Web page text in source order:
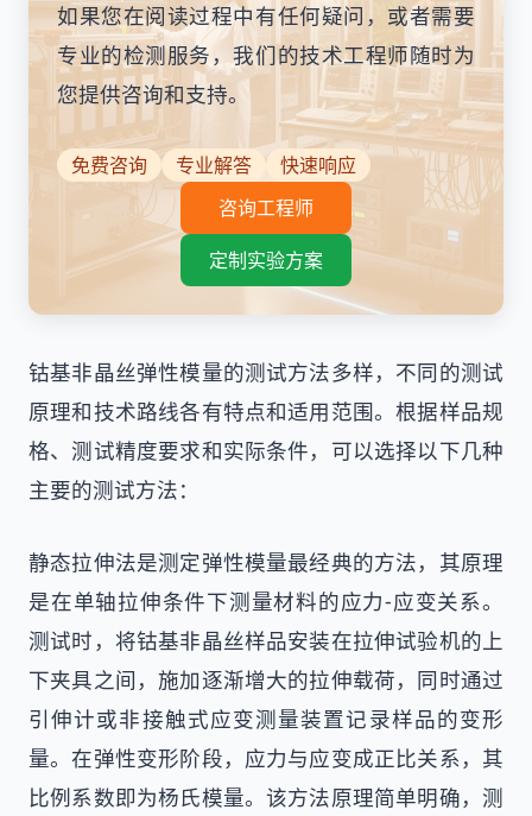
如果您在阅读过程中有任何疑问，或者需要
专业的检测服务，我们的技术工程师随时为
您提供咨询和支持。
免费咨询 专业解答
快速响应
咨询工程师
定制实验方案
钴基非晶丝弹性模量的测试方法多样，不同的测试
原理和技术路线各有特点和适用范围。根据样品规
格、测试精度要求和实际条件，可以选择以下几种
主要的测试方法：
静态拉伸法是测定弹性模量最经典的方法，其原理
是在单轴拉伸条件下测量材料的应力-应变关系。
测试时，将钴基非晶丝样品安装在拉伸试验机的上
下夹具之间，施加逐渐增大的拉伸载荷，同时通过
引伸计或非接触式应变测量装置记录样品的变形
量。在弹性变形阶段，应力与应变成正比关系，其
比例系数即为杨氏模量。该方法原理简单明确，测